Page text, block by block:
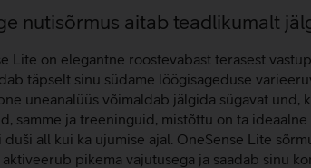
nutisõrmus aitab teadlikumalt
Lite on elegantne roostevabast terasest
täpselt sinu südame löögisageduse
uneanalüüs võimaldab jälgida sügavat
samme ja treeninguid, mistõttu on ta
duši all kui ka ujumise ajal. OneSense Lite
aktiveerub pikema vajutusega ja saadab sinu